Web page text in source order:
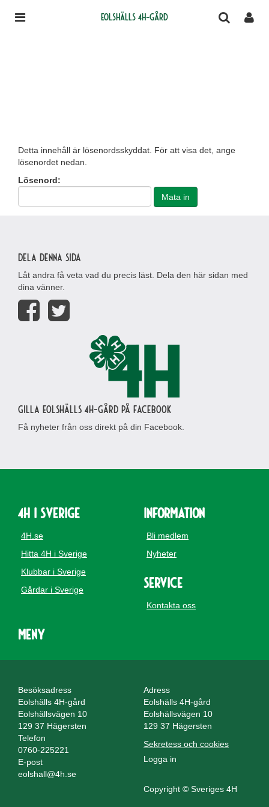
Eolshälls 4H-gård
Detta innehåll är lösenordsskyddat. För att visa det, ange
lösenordet nedan.
Lösenord:
Dela denna sida
Låt andra få veta vad du precis läst. Dela den här sidan med
dina vänner.
Gilla Eolshälls 4H-gård på Facebook
Få nyheter från oss direkt på din Facebook.
4H i Sverige
4H.se
Hitta 4H i Sverige
Klubbar i Sverige
Gårdar i Sverige
Information
Bli medlem
Nyheter
Service
Kontakta oss
Meny
Besöksadress
Eolshälls 4H-gård
Eolshällsvägen 10
129 37 Hägersten
Adress
Eolshälls 4H-gård
Eolshällsvägen 10
129 37 Hägersten
Telefon
0760-225221
E-post
eolshall@4h.se
Sekretess och cookies
Logga in
Copyright © Sveriges 4H